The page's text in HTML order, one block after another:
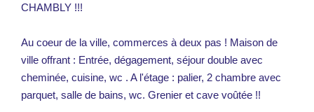
CHAMBLY !!!
Au coeur de la ville, commerces à deux pas ! Maison de
ville offrant : Entrée, dégagement, séjour double avec
cheminée, cuisine, wc . A l'étage : palier, 2 chambre avec
parquet, salle de bains, wc. Grenier et cave voûtée !!